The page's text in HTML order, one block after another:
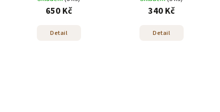
650 Kč
Detail
340 Kč
Detail